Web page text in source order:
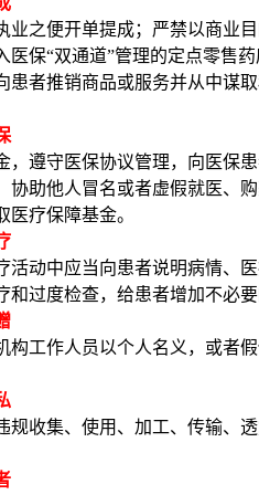
业之便开单提成；严禁以商业
医保“双通道”管理的定点零售
患者推销商品或服务并从中谋
，遵守医保协议管理，向医保
协助他人冒名或者虚假就医、
疗保障基金。
活动中应当向患者说明病情、
过度检查，给患者增加不必要
构工作人员以个人名义，或者
规收集、使用、加工、传输、